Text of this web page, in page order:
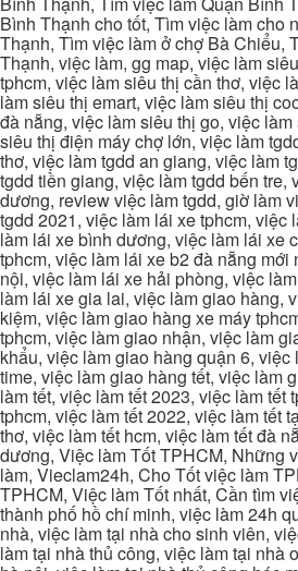
Bình Thạnh cho tốt, Tìm việc làm cho
Thạnh, Tìm việc làm ở chợ Bà Chiểu,
Thạnh, việc làm, gg map, việc làm
tphcm, việc làm siêu thị cần thơ, việc
làm siêu thị emart, việc làm siêu thị
đà nẵng, việc làm siêu thị go, việc
siêu thị điện máy chợ lớn, việc làm
thơ, việc làm tgdd an giang, việc làm
tgdd tiền giang, việc làm tgdd bến tre,
dương, review việc làm tgdd, giờ làm
tgdd 2021, việc làm lái xe tphcm, việc
làm lái xe bình dương, việc làm lái xe
tphcm, việc làm lái xe b2 đà nẵng mới
nội, việc làm lái xe hải phòng, việc
làm lái xe gia lai, việc làm giao hàng,
kiệm, việc làm giao hàng xe máy
tphcm, việc làm giao nhận, việc làm
khẩu, việc làm giao hàng quận 6, việc
time, việc làm giao hàng tết, việc làm
làm tết, việc làm tết 2023, việc làm tết
tphcm, việc làm tết 2022, việc làm tết
thơ, việc làm tết hcm, việc làm tết đà
dương, Việc làm Tốt TPHCM, Những
làm, Vieclam24h, Cho Tốt việc làm
TPHCM, Việc làm Tốt nhất, Cần tìm
thành phố hồ chí minh, việc làm 24h
nhà, việc làm tại nhà cho sinh viên,
làm tại nhà thủ công, việc làm tại nhà